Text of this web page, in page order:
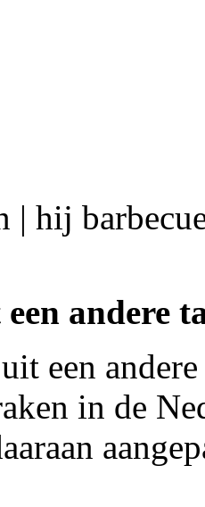
| hij
andere
een
in de